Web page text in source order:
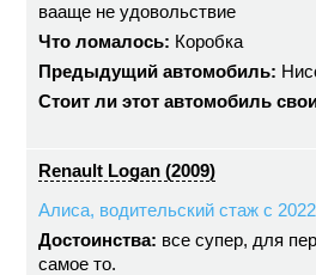
вааще не удовольствие
Что ломалось: Коробка
Предыдущий автомобиль:
Стоит ли этот автомобиль
Renault Logan (2009)
Алиса, водительский стаж с 2022
Достоинства: все супер, для
самое то.